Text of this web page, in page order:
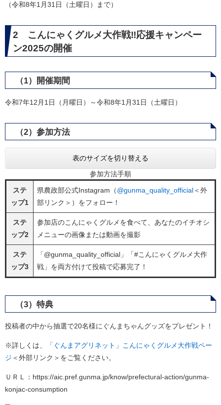
（令和8年1月31日（土曜日）まで）
2 こんにゃくグルメ大作戦‼応援キャンペー
ン2025の開催
（1）開催期間
令和7年12月1日（月曜日）～令和8年1月31日（土曜日）
（2）参加方法
表のサイズを切り替える
参加方法手順
ステ
ップ1
県農政部公式Instagram（@gunma_quality_official＜外
部リンク＞ ）をフォロー！
ステ
ップ2
参加店のこんにゃくグルメを食べて、あなたのイチオシ
メニューの画像または動画を撮影
ステ
ップ3
「@gunma_quality_official」「#こんにゃくグルメ大作
戦」を両方付けて投稿で応募完了！
（3）特典
投稿者の中から抽選で20名様にぐんまちゃんグッズをプレゼント！
※詳しくは、
「ぐんまアグリネット」こんにゃくグルメ大作戦ペー
ジ ＜外部リンク＞ をご覧ください。
ＵＲＬ：https://aic.pref.gunma.jp/know/prefectural-action/gunma-
konjac-consumption